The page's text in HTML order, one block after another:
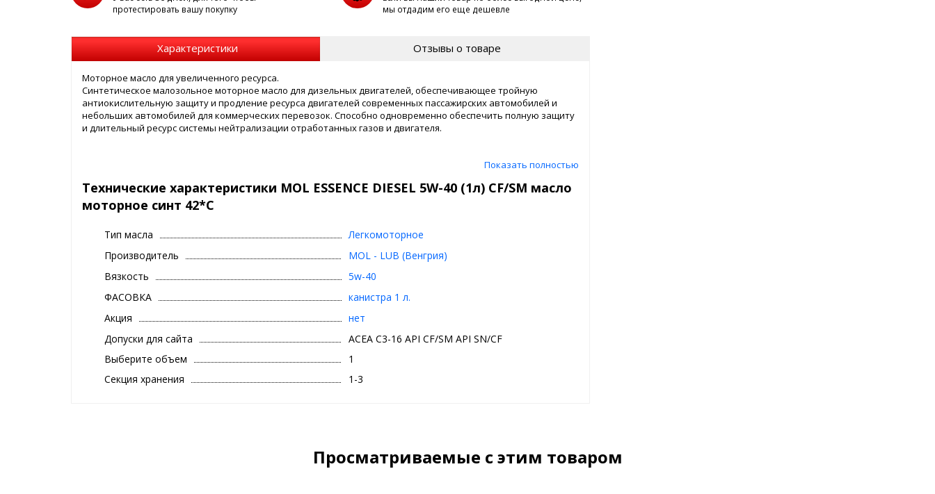
протестировать вашу покупку
мы отдадим его еще дешевле
Характеристики Отзывы о товаре
Моторное масло для увеличенного ресурса.
Синтетическое малозольное моторное масло для дизельных двигателей, обеспечивающее тройную
антиокислительную защиту и продление ресурса двигателей современных пассажирских автомобилей и
небольших автомобилей для коммерческих перевозок. Способно одновременно обеспечить полную защиту
и длительный ресурс системы нейтрализации отработанных газов и двигателя.
турбовпрыска PD TDI
Автомобили, оснащенные дизельным сажевым фильтром (DPF) или тройным катализатором
Дизельные двигатели компаний Volkswagen, Skoda, SEAT, работающие с нормальными интервалами слива
Двигатели для легковых автомобилей для дальних и ближних перевозок и легких (<3,5 т) коммерческих
автомобилей
Показать полностью
Технические характеристики MOL ESSENCE DIESEL 5W-40 (1л) CF/SM масло
моторное синт 42*C
Тип масла
Легкомоторное
Производитель
MOL - LUB (Венгрия)
Вязкость
5w-40
ФАСОВКА
канистра 1 л.
Акция
нет
Допуски для сайта
ACEA C3-16 API CF/SM API SN/CF
Выберите объем
1
Секция хранения
1-3
Просматриваемые с этим товаром